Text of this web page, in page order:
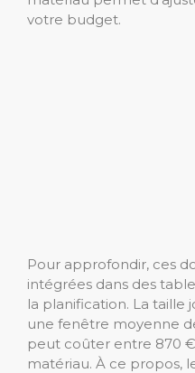
votre budget.
Pour approfondir, ces
intégrées dans des
la planification. La taille
une fenêtre moyenne
peut coûter entre 870
matériau. À ce propos,